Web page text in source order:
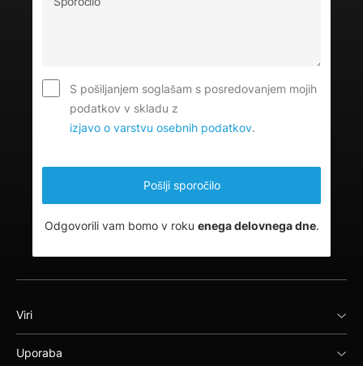
S pošiljanjem soglašam s posredovanjem mojih
podatkov v skladu z
izjavo o varstvu osebnih podatkov.
Odgovorili vam bomo v roku enega delovnega dne.
Viri
Uporaba